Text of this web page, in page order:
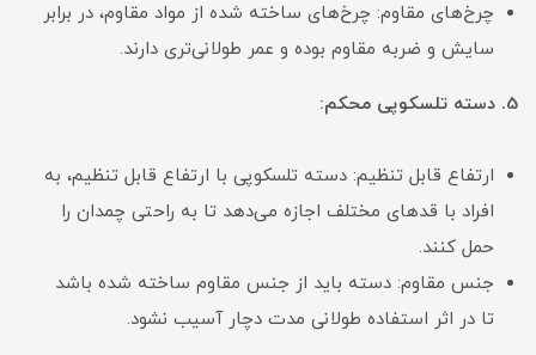
چرخ‌های مقاوم: چرخ‌های ساخته شده از مواد مقاوم، در برابر
سایش و ضربه مقاوم بوده و عمر طولانی‌تری دارند.
5. دسته تلسکوپی محکم:
ارتفاع قابل تنظیم: دسته تلسکوپی با ارتفاع قابل تنظیم، به
افراد با قدهای مختلف اجازه می‌دهد تا به راحتی چمدان را
حمل کنند.
جنس مقاوم: دسته باید از جنس مقاوم ساخته شده باشد
تا در اثر استفاده طولانی مدت دچار آسیب نشود.